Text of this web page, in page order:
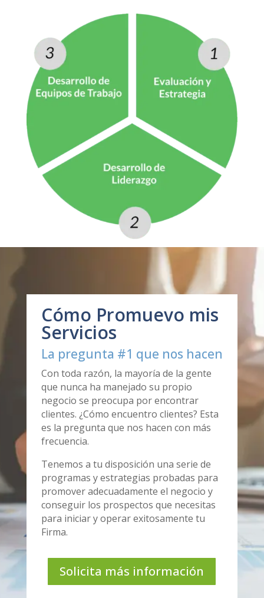
Cómo Promuevo mis
Servicios
La pregunta #1 que nos hacen
Con toda razón, la mayoría de la gente
que nunca ha manejado su propio
negocio se preocupa por encontrar
clientes. ¿Cómo encuentro clientes? Esta
es la pregunta que nos hacen con más
frecuencia.
Tenemos a tu disposición una serie de
programas y estrategias probadas para
promover adecuadamente el negocio y
conseguir los prospectos que necesitas
para iniciar y operar exitosamente tu
Firma.
Solicita más información